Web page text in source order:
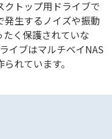
トップ用ドライブで
生するノイズや振動
く保護されていな
イブはマルチベイNAS
れています。